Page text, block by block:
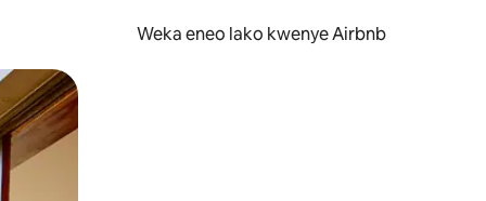
Weka eneo lako kwenye Airbnb